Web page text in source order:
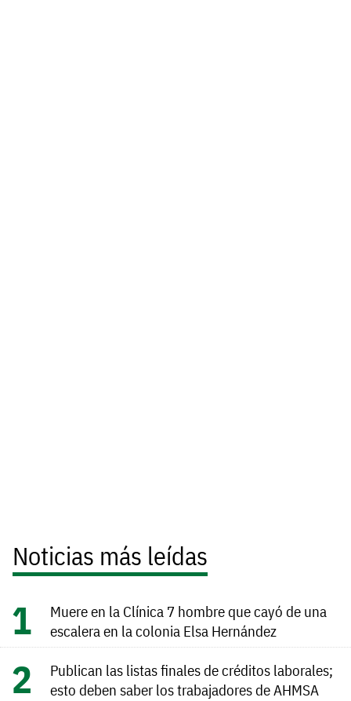
Noticias más leídas
Muere en la Clínica 7 hombre que cayó de una
escalera en la colonia Elsa Hernández
Publican las listas finales de créditos laborales;
esto deben saber los trabajadores de AHMSA